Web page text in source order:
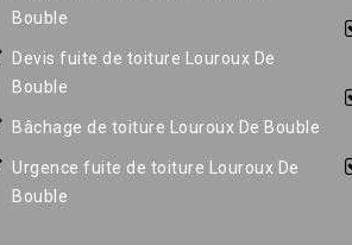
Bouble
Devis fuite de toiture Louroux De
Bouble
Bâchage de toiture Louroux De Bouble
Urgence fuite de toiture Louroux De
Bouble